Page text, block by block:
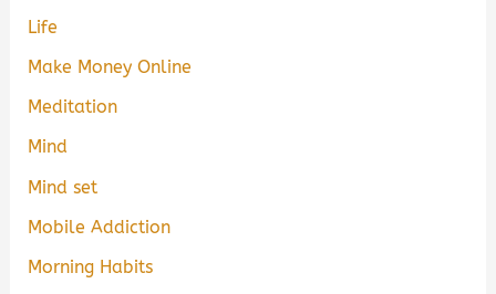
Life
Make Money Online
Meditation
Mind
Mind set
Mobile Addiction
Morning Habits